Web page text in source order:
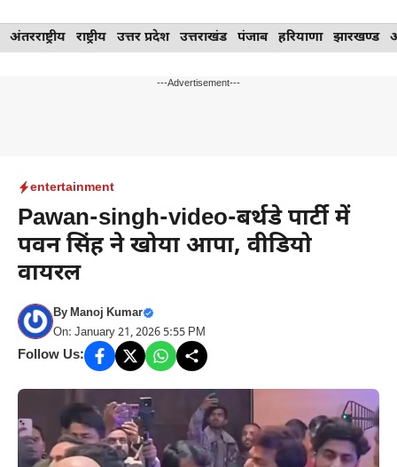
Skip
to
अंतरराष्ट्रीय राष्ट्रीय उत्तर प्रदेश उत्तराखंड पंजाब हरियाणा झारखण्ड
---Advertisement---
entertainment
Pawan-singh-video-बर्थडे पार्टी में
पवन सिंह ने खोया आपा, वीडियो
वायरल
ByManoj Kumar
On: January 21, 2026 5:55 PM
Follow Us: